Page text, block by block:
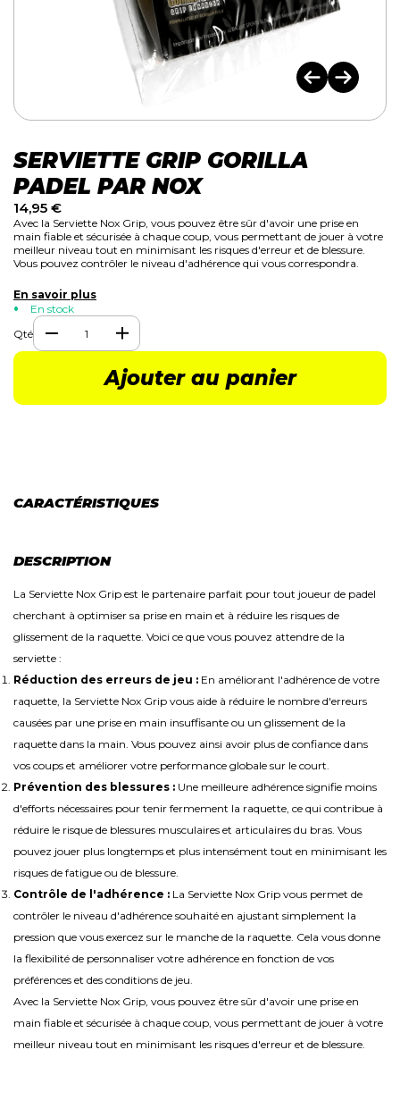
SERVIETTE GRIP GORILLA
PADEL PAR NOX
14,95 €
Avec la Serviette Nox Grip, vous pouvez être sûr d'avoir une prise en
main fiable et sécurisée à chaque coup, vous permettant de jouer à votre
meilleur niveau tout en minimisant les risques d'erreur et de blessure.
Vous pouvez contrôler le niveau d'adhérence qui vous correspondra.
En savoir plus
En stock
Qté
Ajouter au panier
CARACTÉRISTIQUES
DESCRIPTION
La Serviette Nox Grip est le partenaire parfait pour tout joueur de padel
cherchant à optimiser sa prise en main et à réduire les risques de
glissement de la raquette. Voici ce que vous pouvez attendre de la
serviette :
Réduction des erreurs de jeu : En améliorant l'adhérence de votre
raquette, la Serviette Nox Grip vous aide à réduire le nombre d'erreurs
causées par une prise en main insuffisante ou un glissement de la
raquette dans la main. Vous pouvez ainsi avoir plus de confiance dans
vos coups et améliorer votre performance globale sur le court.
Prévention des blessures : Une meilleure adhérence signifie moins
d'efforts nécessaires pour tenir fermement la raquette, ce qui contribue à
réduire le risque de blessures musculaires et articulaires du bras. Vous
pouvez jouer plus longtemps et plus intensément tout en minimisant les
risques de fatigue ou de blessure.
Contrôle de l'adhérence : La Serviette Nox Grip vous permet de
contrôler le niveau d'adhérence souhaité en ajustant simplement la
pression que vous exercez sur le manche de la raquette. Cela vous donne
la flexibilité de personnaliser votre adhérence en fonction de vos
préférences et des conditions de jeu.
Avec la Serviette Nox Grip, vous pouvez être sûr d'avoir une prise en
main fiable et sécurisée à chaque coup, vous permettant de jouer à votre
meilleur niveau tout en minimisant les risques d'erreur et de blessure.